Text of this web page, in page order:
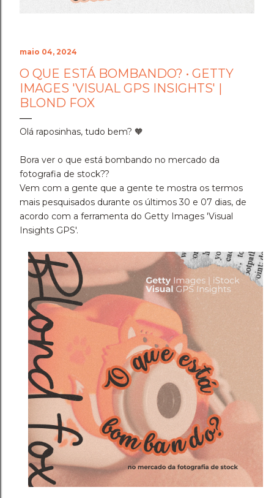
vezes seguidas testou os limites da min...
maio 04, 2024
O QUE ESTÁ BOMBANDO? • GETTY
IMAGES 'VISUAL GPS INSIGHTS' |
BLOND FOX
Olá raposinhas, tudo bem? 🧡
Bora ver o que está bombando no mercado da
fotografia de stock??
Vem com a gente que a gente te mostra os termos
mais pesquisados durante os últimos 30 e 07 dias, de
acordo com a ferramenta do Getty Images 'Visual
Insights GPS'.